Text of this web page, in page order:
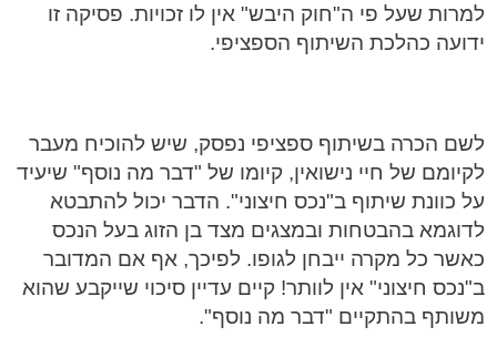
למרות שעל פי ה"חוק היבש" אין לו זכויות. פסיקה זו
ידועה כהלכת השיתוף הספציפי.
לשם הכרה בשיתוף ספציפי נפסק, שיש להוכיח מעבר
לקיומם של חיי נישואין, קיומו של "דבר מה נוסף" שיעיד
על כוונת שיתוף ב"נכס חיצוני". הדבר יכול להתבטא
לדוגמא בהבטחות ובמצגים מצד בן הזוג בעל הנכס
כאשר כל מקרה ייבחן לגופו. לפיכך, אף אם המדובר
ב"נכס חיצוני" אין לוותר! קיים עדיין סיכוי שייקבע שהוא
משותף בהתקיים "דבר מה נוסף".